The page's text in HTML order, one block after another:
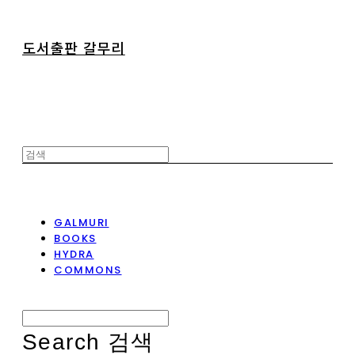
도서출판 갈무리
GALMURI
BOOKS
HYDRA
COMMONS
Search 검색